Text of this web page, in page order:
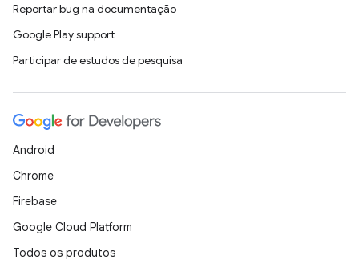
Reportar bug na documentação
Google Play support
Participar de estudos de pesquisa
Android
Chrome
Firebase
Google Cloud Platform
Todos os produtos